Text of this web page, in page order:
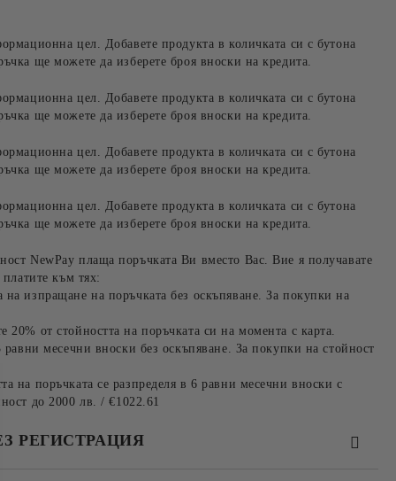
цел. Добавете продукта в количката си с бутона
ще можете да изберете броя вноски на кредита.
цел. Добавете продукта в количката си с бутона
ще можете да изберете броя вноски на кредита.
цел. Добавете продукта в количката си с бутона
ще можете да изберете броя вноски на кредита.
цел. Добавете продукта в количката си с бутона
ще можете да изберете броя вноски на кредита.
NewPay плаща поръчката Ви вместо Вас. Вие я получавате
към тях:
изпращане на поръчката без оскъпяване. За покупки на
от стойността на поръчката си на момента с карта.
равни месечни вноски без оскъпяване. За покупки на стойност
на поръчката се разпределя в 6 равни месечни вноски с
до 2000 лв. / €1022.61
РЕГИСТРАЦИЯ